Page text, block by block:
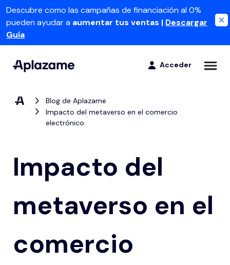
Descubre como las campañas de financiación al 0%
pueden ayudar a aumentar tus ventas | Descargar
Guía
Para clientes
La App de Aplazame
Atención al cliente
Directorio de tiendas
tus ventas
Empezar
Elige tu sector:
Formas de pago
Productos
Divide en 4 pagos
Acceder
Blog de Aplazame
Impacto del metaverso en el comercio
electrónico
Impacto del
metaverso en el
comercio